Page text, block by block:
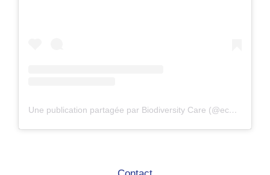
Une publication partagée par Biodiversity Care (@eco.volontaire)